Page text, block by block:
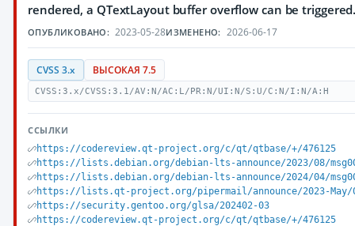
rendered, a QTextLayout buffer overflow can be
ОПУБЛИКОВАНО: 2023-05-28ИЗМЕНЕНО: 2026-06-17
CVSS 3.x ВЫСОКАЯ 7.5
CVSS:3.x/CVSS:3.1/AV:N/AC:L/PR:N/UI:N/S:U/C:N/I:N/A:H
ССЫЛКИ
https://codereview.qt-project.org/c/qt/qtbase/+/476125
https://lists.debian.org/debian-lts-announce/2023/08/
https://lists.debian.org/debian-lts-announce/2024/04/
https://lists.qt-project.org/pipermail/announce/2023-May/
https://security.gentoo.org/glsa/202402-03
https://codereview.qt-project.org/c/qt/qtbase/+/476125